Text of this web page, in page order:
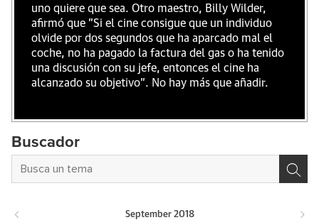
uno quiere que sea. Otro maestro, Billy Wilder,
afirmó que "Si el cine consigue que un individuo
olvide por dos segundos que ha aparcado mal el
coche, no ha pagado la factura del gas o ha tenido
una discusión con su jefe, entonces el cine ha
alcanzado su objetivo". No hay más que añadir.
Buscador
September 2018